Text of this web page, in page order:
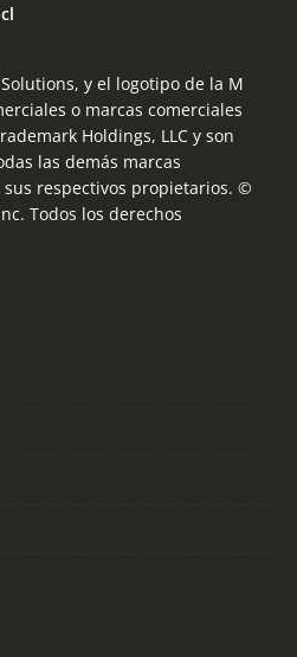
y el logotipo de la M
o marcas comerciales
Holdings, LLC y son
las demás marcas
respectivos propietarios. ©
Todos los derechos